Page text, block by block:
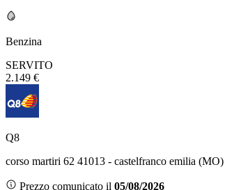
Benzina
SERVITO
2.149 €
Q8
corso martiri 62 41013 - castelfranco emilia (MO)
Prezzo comunicato il 05/08/2026